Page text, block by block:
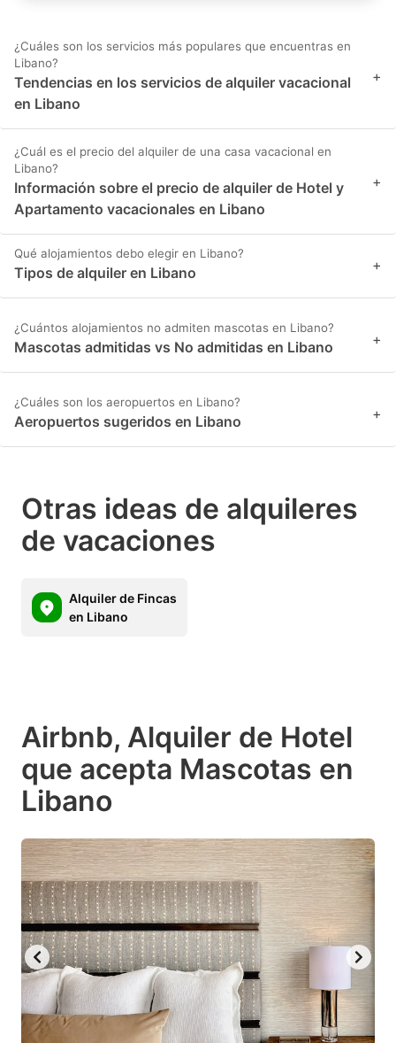
¿Cuáles son los servicios más populares que encuentras en
Libano?
Tendencias en los servicios de alquiler vacacional
en Libano
+
¿Cuál es el precio del alquiler de una casa vacacional en
Libano?
Información sobre el precio de alquiler de Hotel y
Apartamento vacacionales en Libano
+
Qué alojamientos debo elegir en Libano?
Tipos de alquiler en Libano +
¿Cuántos alojamientos no admiten mascotas en Libano?
Mascotas admitidas vs No admitidas en Libano +
¿Cuáles son los aeropuertos en Libano?
Aeropuertos sugeridos en Libano +
Otras ideas de alquileres
de vacaciones
Alquiler de Fincas
en Libano
Airbnb, Alquiler de Hotel
que acepta Mascotas en
Libano